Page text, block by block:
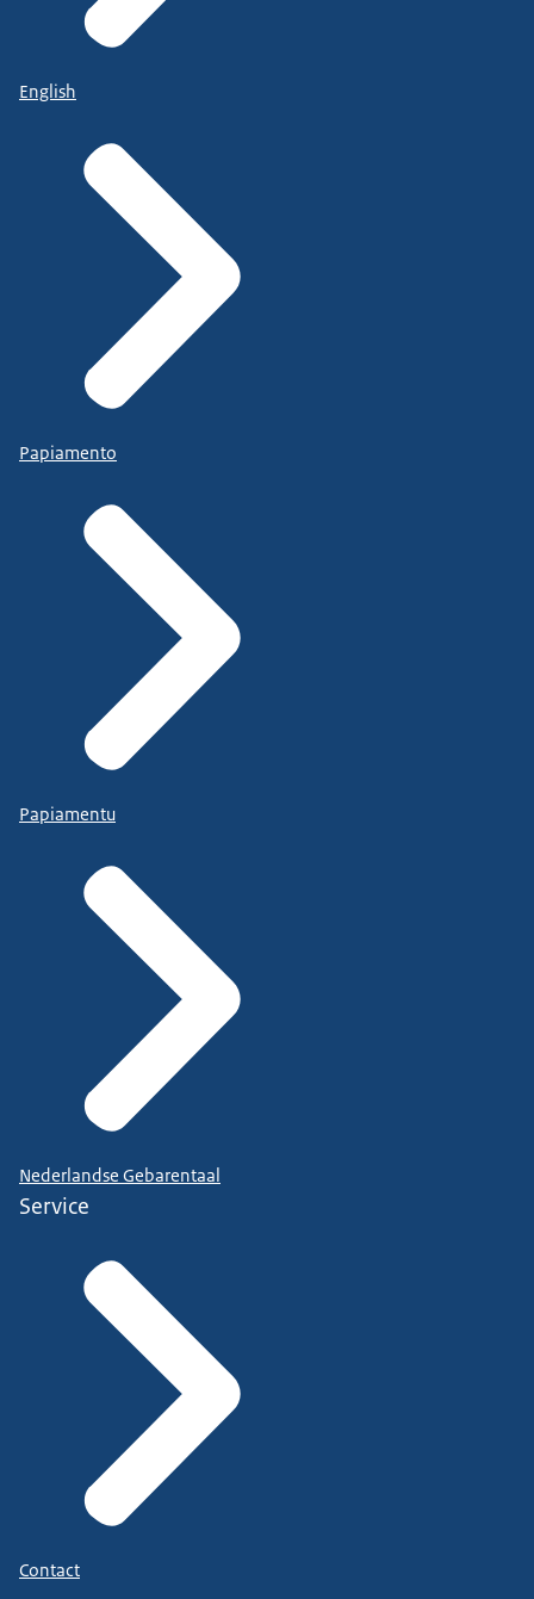
English
Papiamento
Papiamentu
Nederlandse Gebarentaal
Service
Contact